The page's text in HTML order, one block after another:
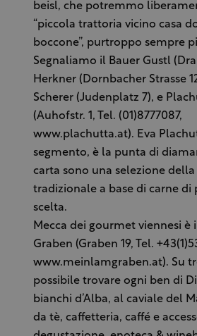
beisl, che potremmo
“piccola trattoria vicino casa
boccone”, purtroppo sempre
Segnaliamo il Bauer Gustl
Herkner (Dornbacher Strasse
Scherer (Judenplatz 7), e
(Auhofstr. 1, Tel. (01)8777087,
www.plachutta.at). Eva
segmento, è la punta di
carta sono una selezione
tradizionale a base di carne di
scelta.
Mecca dei gourmet viennesi è
Graben (Graben 19, Tel.
www.meinlamgraben.at). Su
possibile trovare ogni ben di
bianchi d’Alba, al caviale del
da tè, caffetteria, caffé e